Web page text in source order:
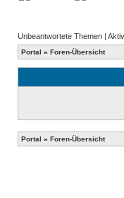
Unbeantwortete Themen |
Portal » Foren-Übersicht
Portal » Foren-Übersicht